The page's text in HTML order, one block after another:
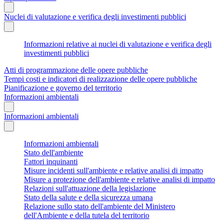
Nuclei di valutazione e verifica degli investimenti pubblici
Informazioni relative ai nuclei di valutazione e verifica degli
investimenti pubblici
Atti di programmazione delle opere pubbliche
Tempi costi e indicatori di realizzazione delle opere pubbliche
Pianificazione e governo del territorio
Informazioni ambientali
Informazioni ambientali
Informazioni ambientali
Stato dell'ambiente
Fattori inquinanti
Misure incidenti sull'ambiente e relative analisi di impatto
Misure a protezione dell'ambiente e relative analisi di impatto
Relazioni sull'attuazione della legislazione
Stato della salute e della sicurezza umana
Relazione sullo stato dell'ambiente del Ministero
dell'Ambiente e della tutela del territorio